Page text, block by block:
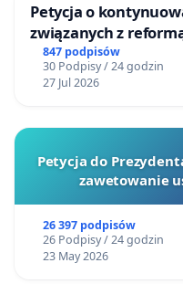
Petycja o
związanych z
847 podpisów
30 Podpisy / 24 godzin
27 Jul 2026
Petycja do
zawetowanie
26 397 podpisów
26 Podpisy / 24 godzin
23 May 2026